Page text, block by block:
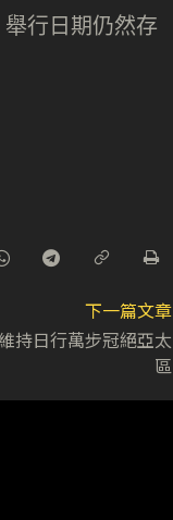
行日期仍然存
下一篇文章
持日行萬步冠絕亞太
區